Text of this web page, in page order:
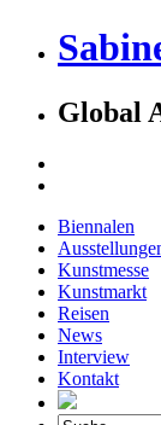
Global
Biennalen
Kunstmesse
Kunstmarkt
Reisen
News
Interview
Kontakt